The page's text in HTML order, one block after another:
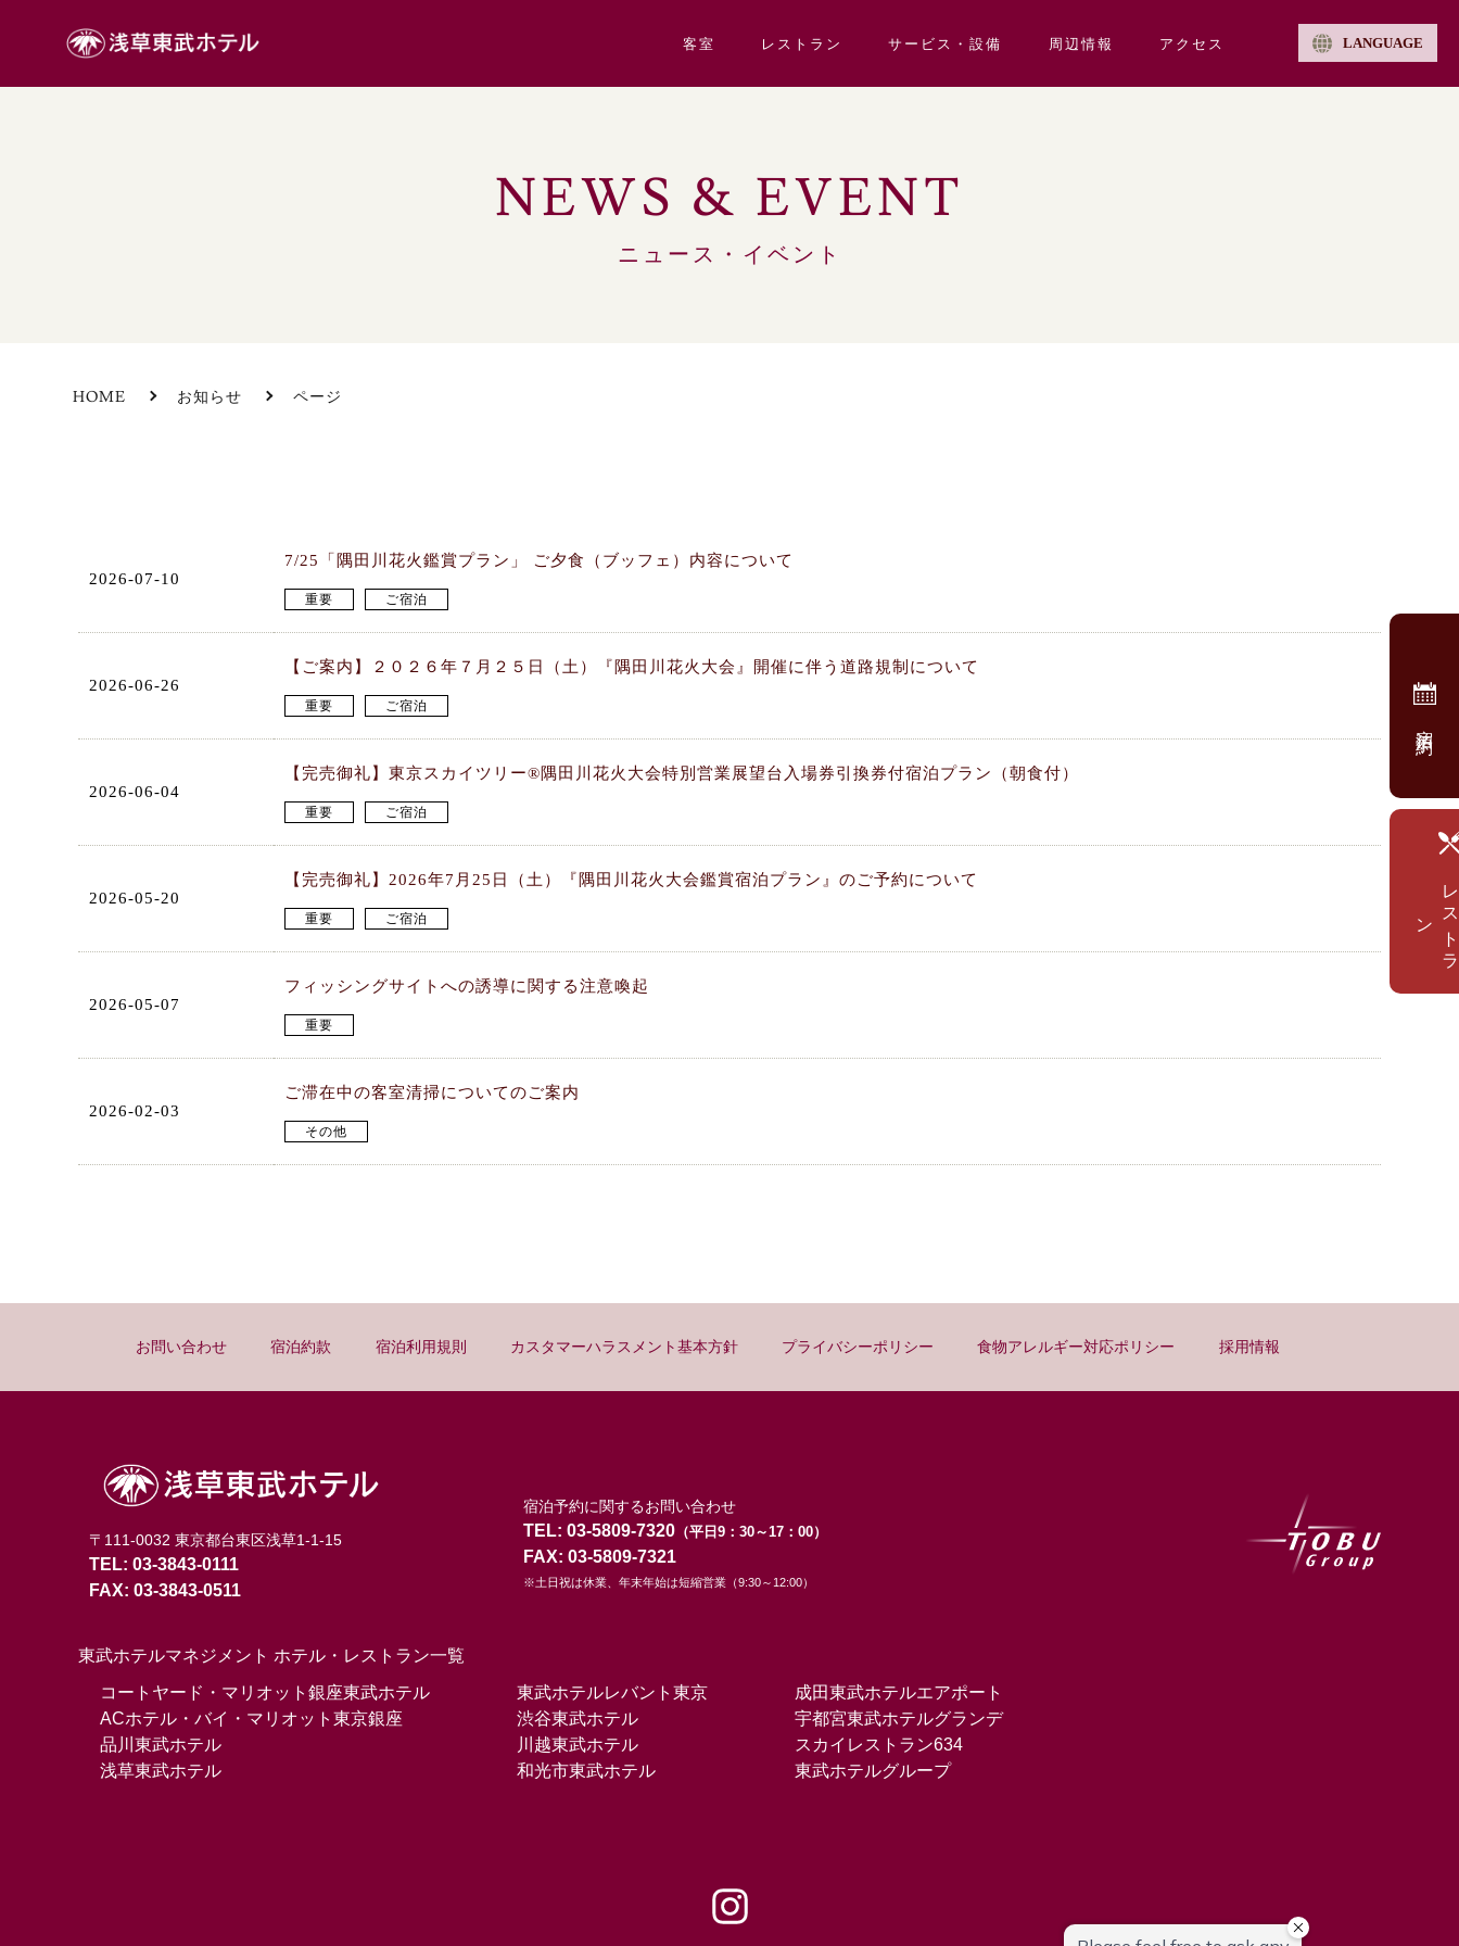
客室 レストラン サービス・設備 周辺情報 アクセス LANGUAGE
NEWS & EVENT
ニュース・イベント
HOME お知らせ ページ
2026-07-10
7/25「隅田川花火鑑賞プラン」 ご夕食（ブッフェ）内容について
重要 ご宿泊
2026-06-26
【ご案内】２０２６年７月２５日（土）『隅田川花火大会』開催に伴う道路規制について
重要 ご宿泊
2026-06-04
【完売御礼】東京スカイツリー®隅田川花火大会特別営業展望台入場券引換券付宿泊プラン（朝食付）
重要 ご宿泊
2026-05-20
【完売御礼】2026年7月25日（土）『隅田川花火大会鑑賞宿泊プラン』のご予約について
重要 ご宿泊
2026-05-07
フィッシングサイトへの誘導に関する注意喚起
重要
2026-02-03
ご滞在中の客室清掃についてのご案内
その他
お問い合わせ 宿泊約款 宿泊利用規則 カスタマーハラスメント基本方針 プライバシーポリシー 食物アレルギー対応ポリシー 採用情報
〒111-0032 東京都台東区浅草1-1-15
TEL: 03-3843-0111
FAX: 03-3843-0511
宿泊予約に関するお問い合わせ
TEL: 03-5809-7320 （平日9：30～17：00）
FAX: 03-5809-7321
※土日祝は休業、年末年始は短縮営業（9:30～12:00）
東武ホテルマネジメント ホテル・レストラン一覧
コートヤード・マリオット銀座東武ホテル
ACホテル・バイ・マリオット東京銀座
品川東武ホテル
浅草東武ホテル
東武ホテルレバント東京
渋谷東武ホテル
川越東武ホテル
和光市東武ホテル
成田東武ホテルエアポート
宇都宮東武ホテルグランデ
スカイレストラン634
東武ホテルグループ
レ
ス
ト
ラ
ン